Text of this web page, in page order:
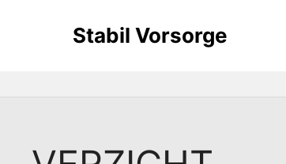
Stabil Vorsorge